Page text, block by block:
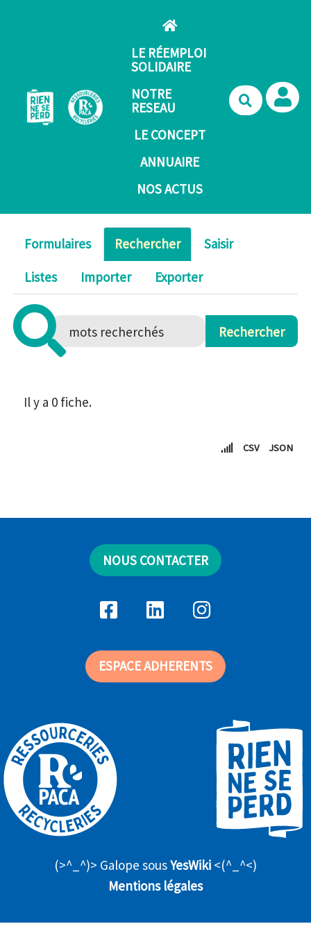
LE RÉEMPLOI
SOLIDAIRE
NOTRE
RESEAU
LE CONCEPT
ANNUAIRE
NOS ACTUS
Formulaires Rechercher
Saisir
Listes
Importer Exporter
Il y a 0 fiche.
CSV JSON
NOUS CONTACTER
ESPACE ADHERENTS
(>^_^)> Galope sousYesWiki <(^_^<)
Mentions légales